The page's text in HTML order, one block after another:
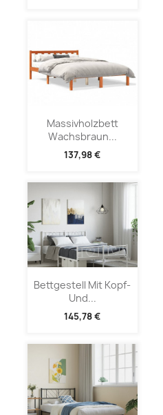
Massivholzbett
Wachsbraun...
137,98 €
Bettgestell Mit Kopf-
Und...
145,78 €